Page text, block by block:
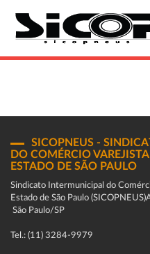
SICOPNEUS -
DO COMÉRCIO
ESTADO DE SÃO PAULO
Sindicato Intermunicipal do
Estado de São Paulo
São Paulo/SP
Tel.: (11) 3284-9979